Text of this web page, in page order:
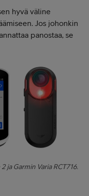
hyvä väline
Jos johonkin
panostaa, se
ja Garmin Varia RCT716.